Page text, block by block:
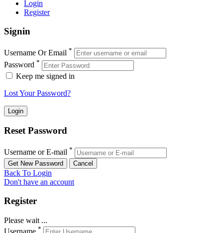
Login
Register
Signin
Username Or Email *
Password *
Keep me signed in
Lost Your Password?
Reset Password
Username or E-mail *
Back To Login
Don't have an account
Register
Please wait ...
*